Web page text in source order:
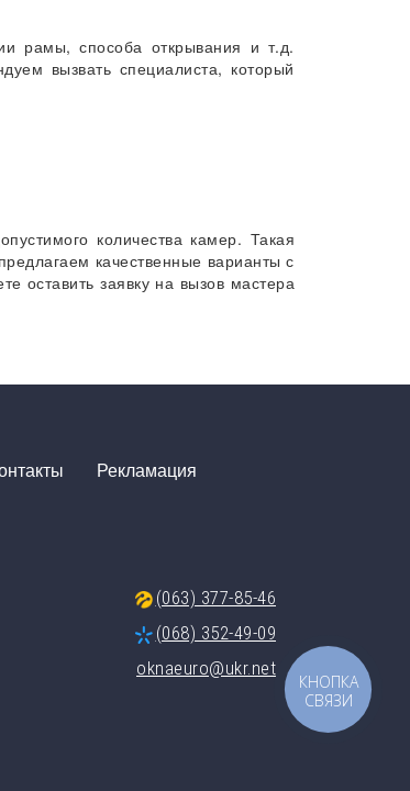
рамы, способа открывания и т.д.
вызвать специалиста, который
количества камер. Такая
качественные варианты с
оставить заявку на вызов мастера
Рекламация
(063) 377-85-46
(068) 352-49-09
oknaeuro@ukr.net